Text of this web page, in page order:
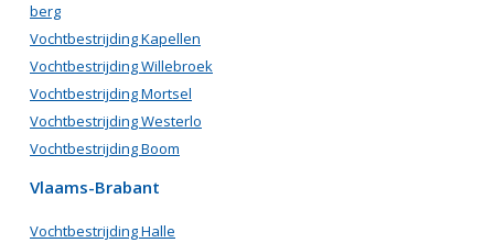
berg
Vochtbestrijding Kapellen
Vochtbestrijding Willebroek
Vochtbestrijding Mortsel
Vochtbestrijding Westerlo
Vochtbestrijding Boom
Vlaams-Brabant
Vochtbestrijding Halle